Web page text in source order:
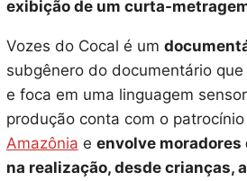
exibição de um curta-
Vozes do Cocal é um
subgênero do documentário
e foca em uma linguagem
produção conta com o
Amazônia e envolve moradores
na realização, desde crianças,